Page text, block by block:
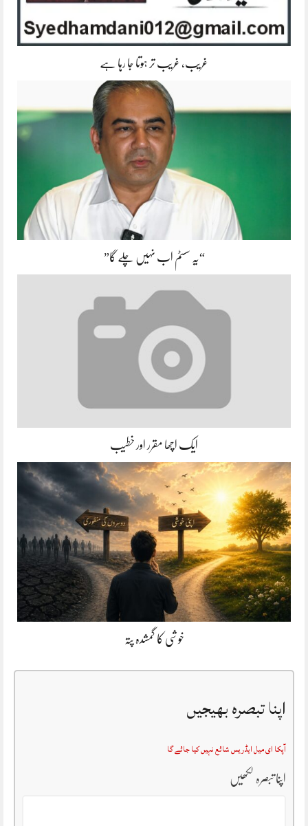
غریب، غریب تر ہوتا جا رہا ہے
“یہ سسٹم اب نہیں چلے گا”
ایک اچھا مقرر اور خطیب
خوشی کا گمشدہ پتہ
اپنا تبصرہ بھیجیں
آپکا ای میل ایڈریس شائع نہیں کیا جائے گا
اپنا تبصرہ لکھیں